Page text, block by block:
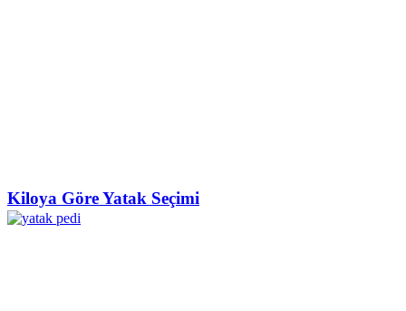
Kiloya Göre Yatak Seçimi